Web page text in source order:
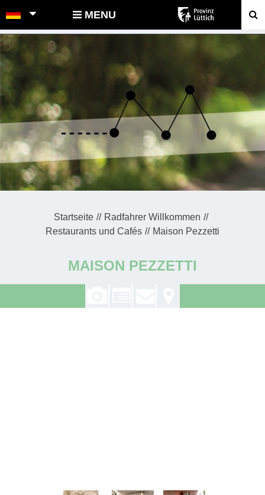
POINTS-NOEUDS MENU
Startseite
Radfahrer Willkommen
Restaurants und Cafés
Maison Pezzetti
MAISON PEZZETTI